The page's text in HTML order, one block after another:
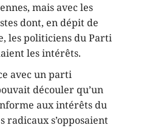
mais avec les
dont, en dépit de
les politiciens du Parti
les intérêts.
avec un parti
découler qu’un
aux intérêts du
radicaux s’opposaient